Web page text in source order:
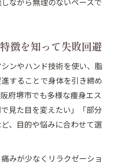
徴を知って失敗回避
ンやハンド技術を使い、脂
することで身体を引き締め
府堺市でも多様な痩身エス
見た目を変えたい」「部分
、目的や悩みに合わせて選
みが少なくリラクゼーショ